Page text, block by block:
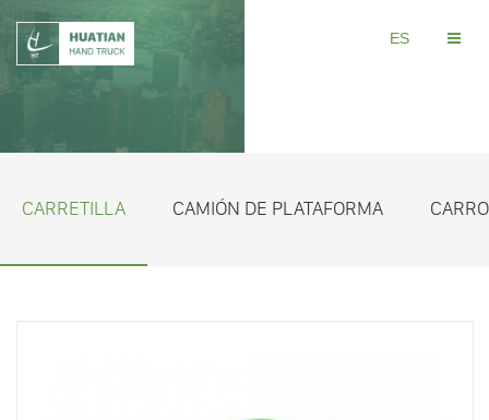
ES
CARRETILLA CAMIÓN DE PLATAFORMA